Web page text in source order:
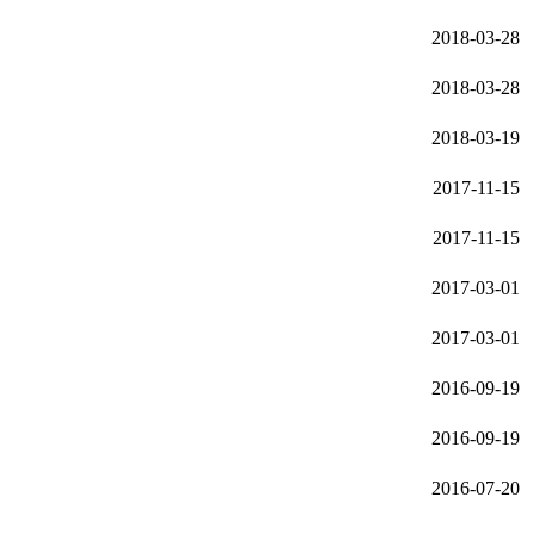
2018-03-28
2018-03-28
2018-03-19
2017-11-15
2017-11-15
2017-03-01
2017-03-01
2016-09-19
2016-09-19
2016-07-20